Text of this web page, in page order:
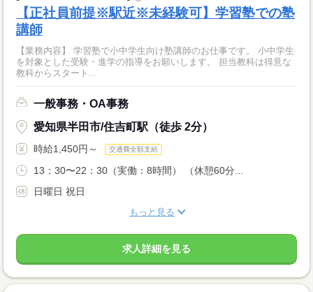
【正社員前提※駅近※未経験可】学習塾での塾
講師
【業務内容】 学習塾で小中学生向け塾講師のお仕事です。 小中学生
を対象とした受験・進学の指導をお願いします。 担当教科は得意な
教科からスタート...
一般事務・OA事務
愛知県半田市/住吉町駅（徒歩 2分）
時給1,450円～ 交通費全額支給
13：30〜22：30（実働：8時間） （休憩60分...
日曜日 祝日
もっと見る
求人詳細を見る